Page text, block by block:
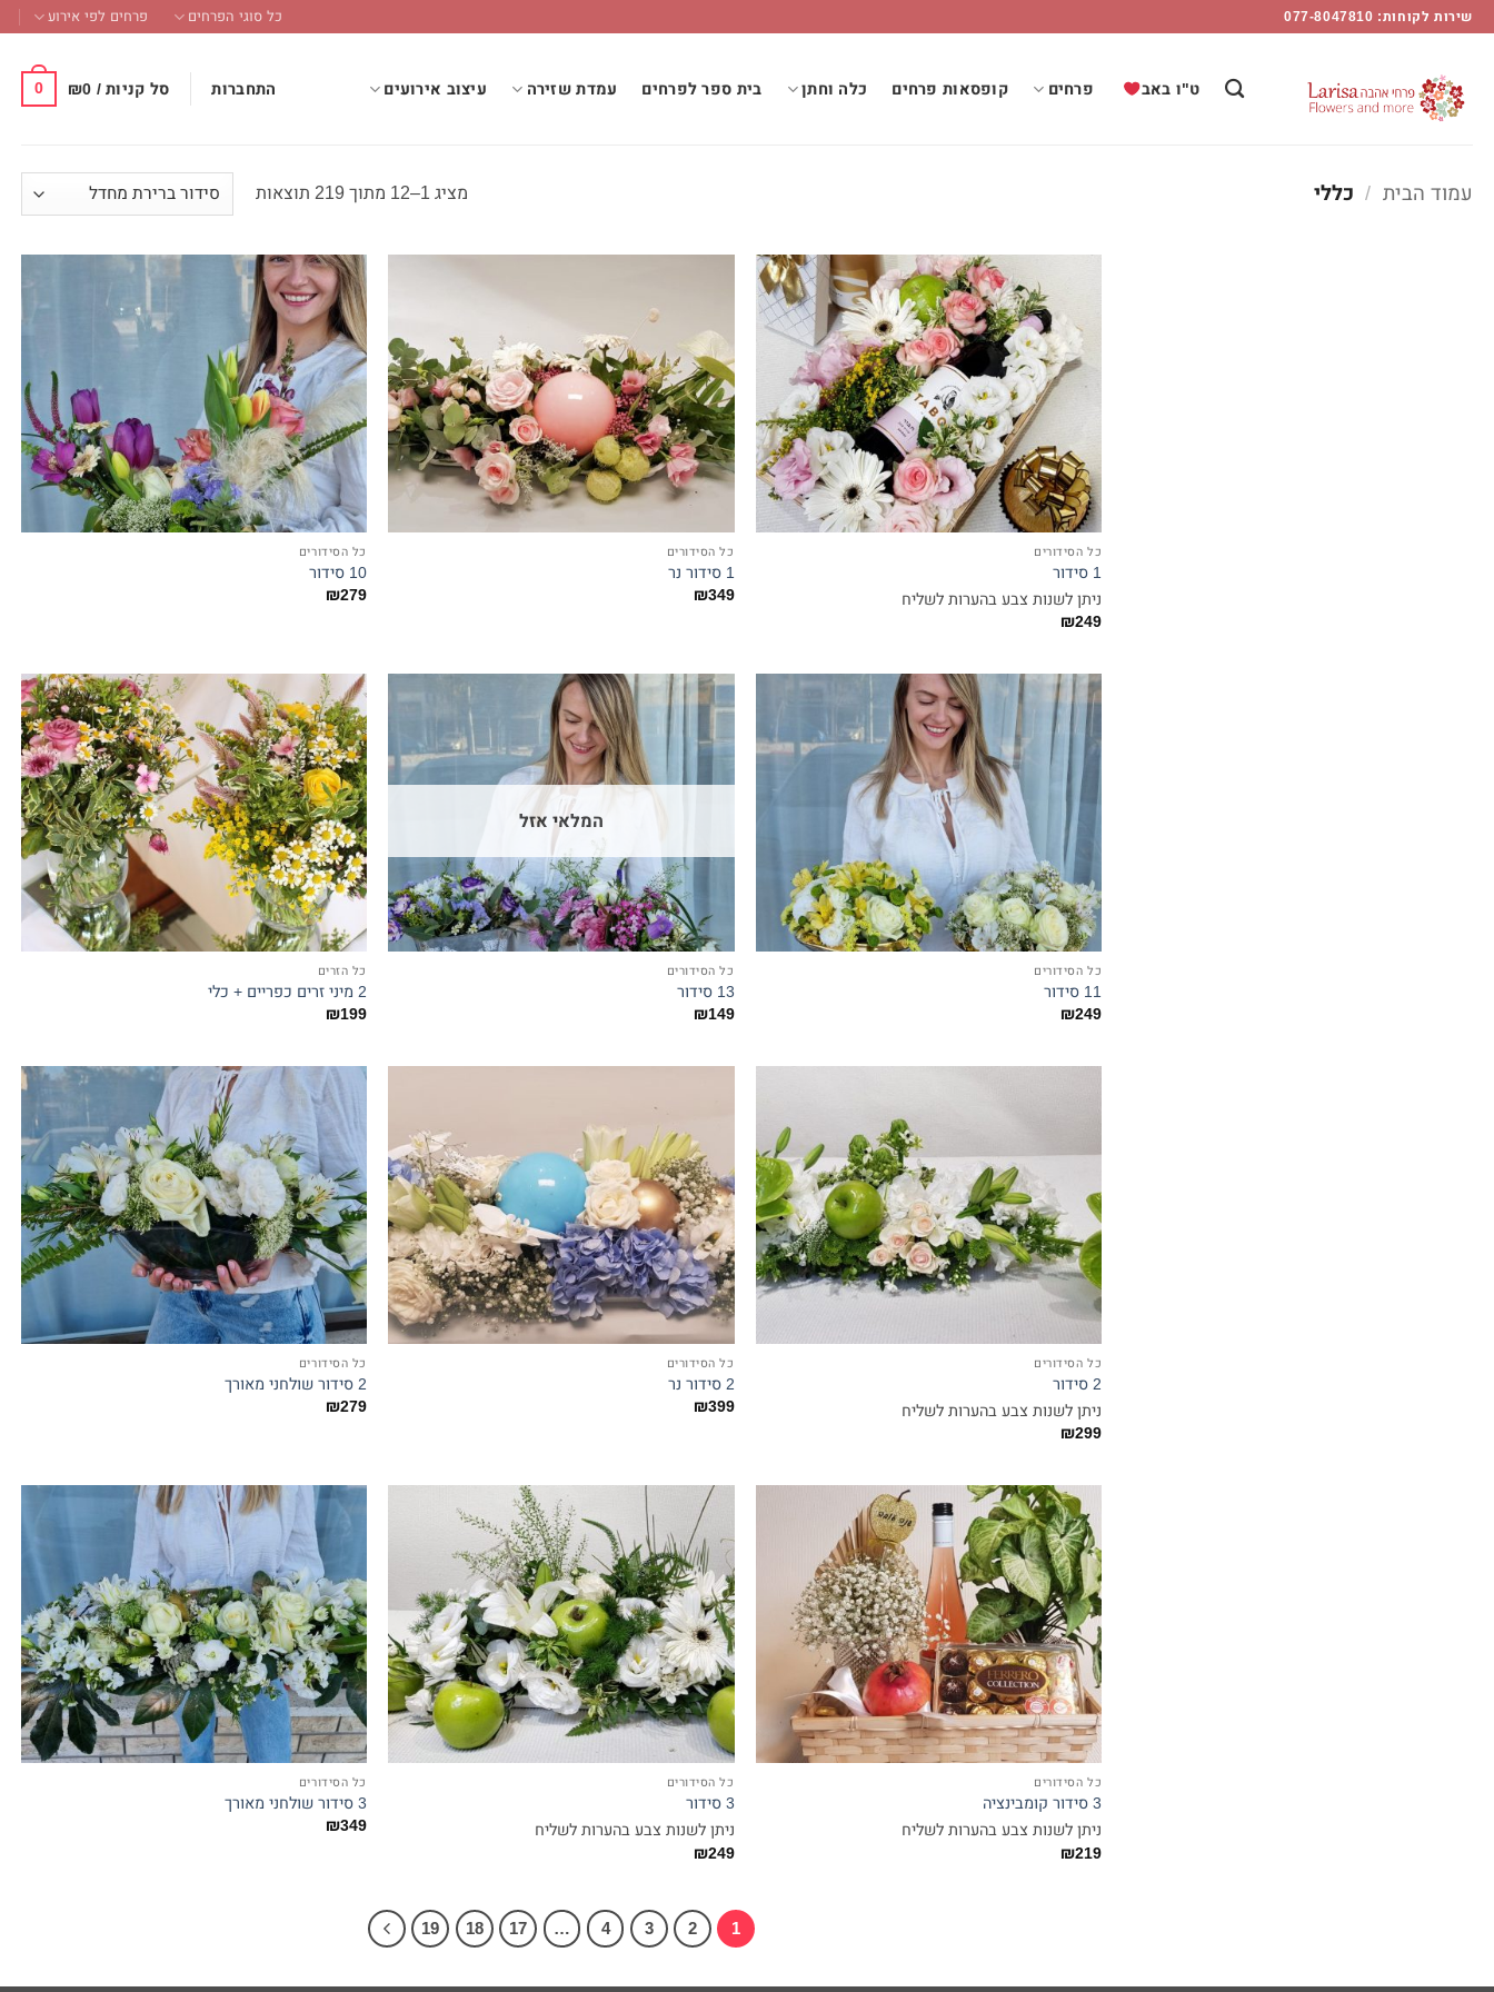
כללי
–
More
Skipשירות לקוחות: 077-8047810 כל סוגי הפרחים פרחים לפי אירוע
ט"ו באב פרחים קופסאות פרחים כלה וחתן בית ספר לפרחים עמדת שזירה עיצוב אירועים התחברות סל קניות / ₪0
0
עמוד הבית / כללי מציג 1–12 מתוך 219 תוצאות
כל הסידורים
1 סידור
ניתן לשנות צבע בהערות לשליח
₪249
כל הסידורים
1 סידור נר
₪349
כל הסידורים
10 סידור
₪279
כל הסידורים
11 סידור
₪249
המלאי אזל
כל הסידורים
13 סידור
₪149
כל הזרים
2 מיני זרים כפריים + כלי
₪199
כל הסידורים
2 סידור
ניתן לשנות צבע בהערות לשליח
₪299
כל הסידורים
2 סידור נר
₪399
כל הסידורים
2 סידור שולחני מאורך
₪279
כל הסידורים
3 סידור קומבינציה
ניתן לשנות צבע בהערות לשליח
₪219
כל הסידורים
3 סידור
ניתן לשנות צבע בהערות לשליח
₪249
כל הסידורים
3 סידור שולחני מאורך
₪349
1
2
3
4
…
17
18
19